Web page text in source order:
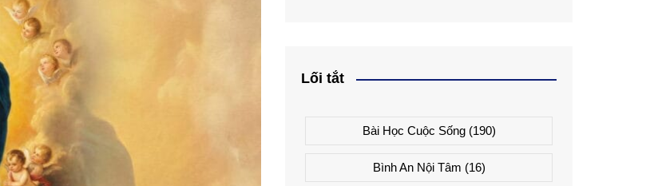
Lối tắt
Bài Học Cuộc Sống(190)
Bình An Nội Tâm (16)